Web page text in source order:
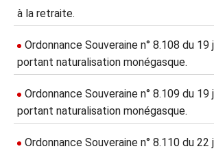
à la retraite.
Ordonnance Souveraine n° 8.108 du 19
portant naturalisation monégasque.
Ordonnance Souveraine n° 8.109 du 19
portant naturalisation monégasque.
Ordonnance Souveraine n° 8.110 du 22